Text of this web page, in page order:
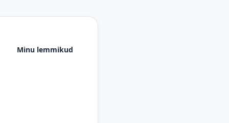
Minu lemmikud